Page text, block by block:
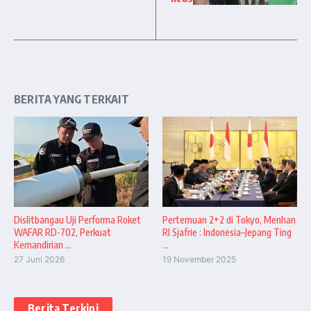
BERITA YANG TERKAIT
Dislitbangau Uji Performa Roket
WAFAR RD-702, Perkuat
Kemandirian ...
27 Juni 2026
Pertemuan 2+2 di Tokyo, Menhan
RI Sjafrie : Indonesia–Jepang Ting
...
19 November 2025
Berita Terkini